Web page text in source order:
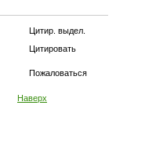
Цитир. выдел.
Цитировать
Пожаловаться
Наверх